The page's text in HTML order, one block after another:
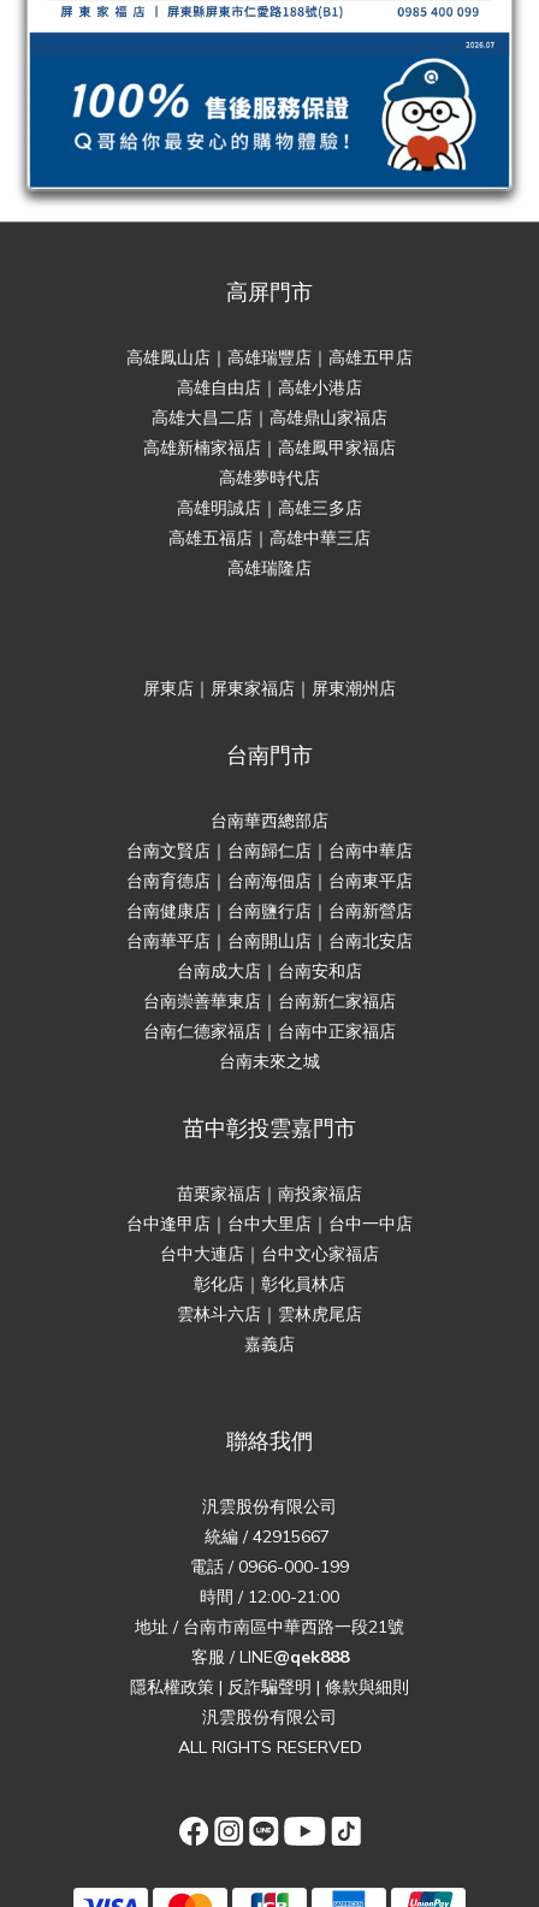
高屏門市
高雄鳳山店｜高雄瑞豐店｜高雄五甲店
高雄自由店｜高雄小港店
高雄大昌二店｜高雄鼎山家福店
高雄新楠家福店｜高雄鳳甲家福店
高雄夢時代店
高雄明誠店｜高雄三多店
高雄五福店｜高雄中華三店
高雄瑞隆店
屏東店｜屏東家福店｜屏東潮州店
台南門市
台南華西總部店
台南文賢店｜台南歸仁店｜台南中華店
台南育德店｜台南海佃店｜台南東平店
台南健康店｜台南鹽行店｜台南新營店
台南華平店｜台南開山店｜台南北安店
台南成大店｜台南安和店
台南崇善華東店｜台南新仁家福店
台南仁德家福店｜台南中正家福店
台南未來之城
苗中彰投雲嘉門市
苗栗家福店｜南投家福店
台中逢甲店｜台中大里店｜台中一中店
台中大連店｜台中文心家福店
彰化店｜彰化員林店
雲林斗六店｜雲林虎尾店
嘉義店
聯絡我們
汎雲股份有限公司
統編 / 42915667
電話 / 0966-000-199
時間 / 12:00-21:00
地址 / 台南市南區中華西路一段21號
客服 / LINE@qek888
隱私權政策 | 反詐騙聲明 | 條款與細則
汎雲股份有限公司
ALL RIGHTS RESERVED